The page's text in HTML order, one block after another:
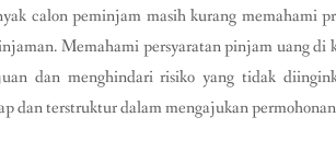
calon peminjam masih kurang memahami
Memahami persyaratan pinjam uang di
dan menghindari risiko yang tidak
dan terstruktur dalam mengajukan